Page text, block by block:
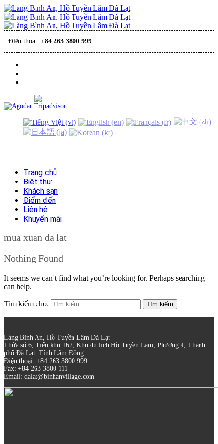
Điện thoại: +84 263 3800 999
Trang chủ
Biệt thự
Khách sạn
Điểm đến
Liên hệ
Khuyến mãi
mua xuan da lat
Nothing Found
It seems we can’t find what you’re looking for. Perhaps searching
can help.
Tìm kiếm cho:
Làng Bình An, Hồ Tuyền Lâm Đà Lạt
Thửa số 6, Tiểu khu 162, Khu du lịch Hồ Tuyền Lâm, Phường 4, Thành
phố Đà Lạt, Tỉnh Lâm Đồng
Điện thoại: +84 263 3800 999
Fax: +84 263 3800 111
Email: dalat@binhanvillage.com